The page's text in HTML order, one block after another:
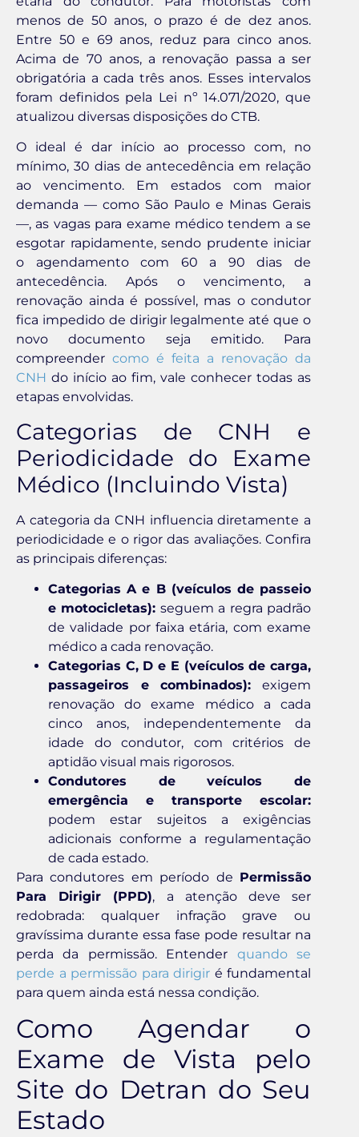
menos de 50 anos, o prazo é de dez anos.
Entre 50 e 69 anos, reduz para cinco anos.
Acima de 70 anos, a renovação passa a ser
obrigatória a cada três anos. Esses intervalos
foram definidos pela Lei nº 14.071/2020, que
atualizou diversas disposições do CTB.
O ideal é dar início ao processo com, no
mínimo, 30 dias de antecedência em relação
ao vencimento. Em estados com maior
demanda — como São Paulo e Minas Gerais
—, as vagas para exame médico tendem a se
esgotar rapidamente, sendo prudente iniciar
o agendamento com 60 a 90 dias de
antecedência. Após o vencimento, a
renovação ainda é possível, mas o condutor
fica impedido de dirigir legalmente até que o
novo documento seja emitido. Para
compreender como é feita a renovação da
CNH do início ao fim, vale conhecer todas as
etapas envolvidas.
Categorias de CNH e
Periodicidade do Exame
Médico (Incluindo Vista)
A categoria da CNH influencia diretamente a
periodicidade e o rigor das avaliações. Confira
as principais diferenças:
Categorias A e B (veículos de passeio
e motocicletas): seguem a regra padrão
de validade por faixa etária, com exame
médico a cada renovação.
Categorias C, D e E (veículos de carga,
passageiros e combinados): exigem
renovação do exame médico a cada
cinco anos, independentemente da
idade do condutor, com critérios de
aptidão visual mais rigorosos.
Condutores de veículos de
emergência e transporte escolar:
podem estar sujeitos a exigências
adicionais conforme a regulamentação
de cada estado.
Para condutores em período de Permissão
Para Dirigir (PPD), a atenção deve ser
redobrada: qualquer infração grave ou
gravíssima durante essa fase pode resultar na
perda da permissão. Entender quando se
perde a permissão para dirigir é fundamental
para quem ainda está nessa condição.
Como Agendar o
Exame de Vista pelo
Site do Detran do Seu
Estado